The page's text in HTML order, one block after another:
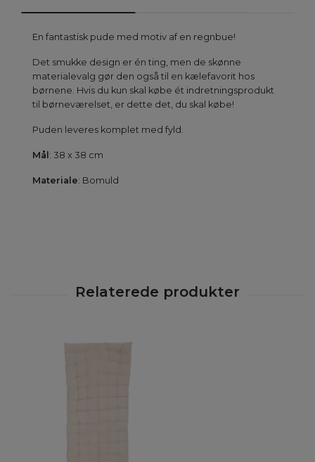
En fantastisk pude med motiv af en regnbue!
Det smukke design er én ting, men de skønne
materialevalg gør den også til en kælefavorit hos
børnene. Hvis du kun skal købe ét indretningsprodukt
til børneværelset, er dette det, du skal købe!
Puden leveres komplet med fyld.
Mål : 38 x 38 cm
Materiale: Bomuld